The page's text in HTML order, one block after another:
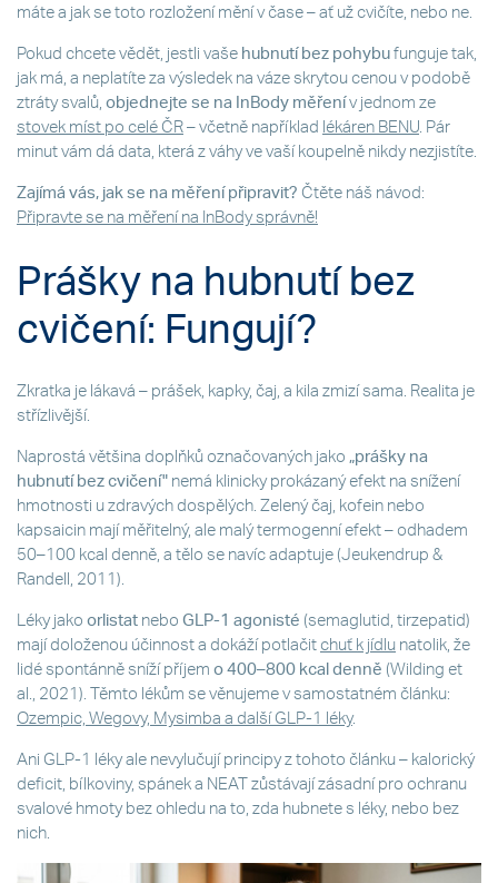
máte a jak se toto rozložení mění v čase – ať už cvičíte, nebo ne.
Pokud chcete vědět, jestli vaše hubnutí bez pohybu funguje tak,
jak má, a neplatíte za výsledek na váze skrytou cenou v podobě
ztráty svalů, objednejte se na InBody měření v jednom ze
stovek míst po celé ČR – včetně například lékáren BENU. Pár
minut vám dá data, která z váhy ve vaší koupelně nikdy nezjistíte.
Zajímá vás, jak se na měření připravit? Čtěte náš návod:
Připravte se na měření na InBody správně!
Prášky na hubnutí bez
cvičení: Fungují?
Zkratka je lákavá – prášek, kapky, čaj, a kila zmizí sama. Realita je
střízlivější.
Naprostá většina doplňků označovaných jako „prášky na
hubnutí bez cvičení" nemá klinicky prokázaný efekt na snížení
hmotnosti u zdravých dospělých. Zelený čaj, kofein nebo
kapsaicin mají měřitelný, ale malý termogenní efekt – odhadem
50–100 kcal denně, a tělo se navíc adaptuje (Jeukendrup &
Randell, 2011).
Léky jako orlistat nebo GLP-1 agonisté (semaglutid, tirzepatid)
mají doloženou účinnost a dokáží potlačit chuť k jídlu natolik, že
lidé spontánně sníží příjem o 400–800 kcal denně (Wilding et
al., 2021). Těmto lékům se věnujeme v samostatném článku:
Ozempic, Wegovy, Mysimba a další GLP-1 léky.
Ani GLP-1 léky ale nevylučují principy z tohoto článku – kalorický
deficit, bílkoviny, spánek a NEAT zůstávají zásadní pro ochranu
svalové hmoty bez ohledu na to, zda hubnete s léky, nebo bez
nich.